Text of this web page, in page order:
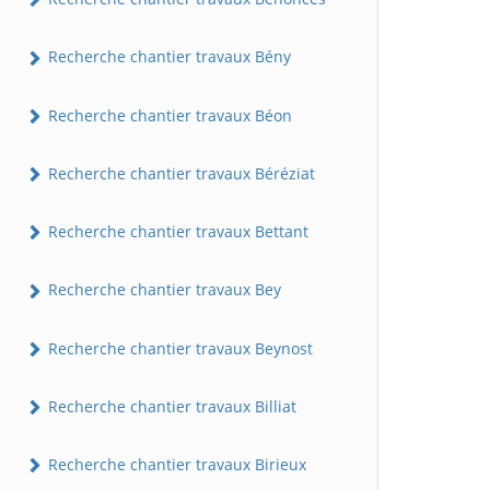
Recherche chantier travaux Bény
Recherche chantier travaux Béon
Recherche chantier travaux Béréziat
Recherche chantier travaux Bettant
Recherche chantier travaux Bey
Recherche chantier travaux Beynost
Recherche chantier travaux Billiat
Recherche chantier travaux Birieux